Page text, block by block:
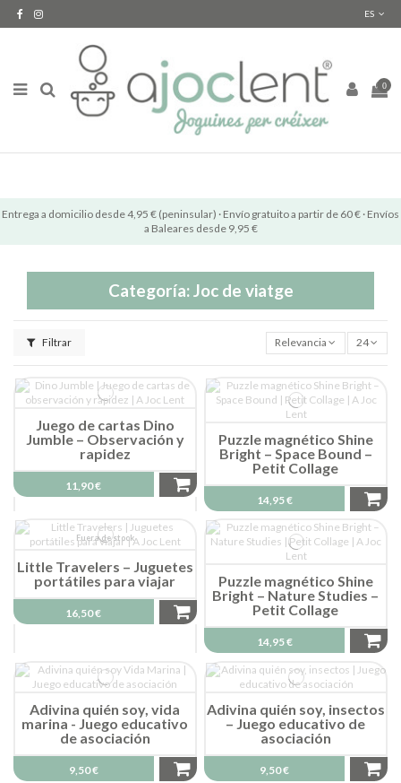
ES
0
Entrega a domicilio desde 4,95 € (peninsular) · Envío gratuito a partir de 60 € · Envíos
a Baleares desde 9,95 €
Categoría: Joc de viatge
Filtrar Relevancia 24
Juego de cartas Dino
Jumble – Observación y
rapidez
11,90 €
Puzzle magnético Shine
Bright – Space Bound –
Petit Collage
14,95 €
Fuera de stock
Little Travelers – Juguetes
portátiles para viajar
16,50 €
Puzzle magnético Shine
Bright – Nature Studies –
Petit Collage
14,95 €
Adivina quién soy, vida
marina - Juego educativo
de asociación
9,50 €
Adivina quién soy, insectos
– Juego educativo de
asociación
9,50 €